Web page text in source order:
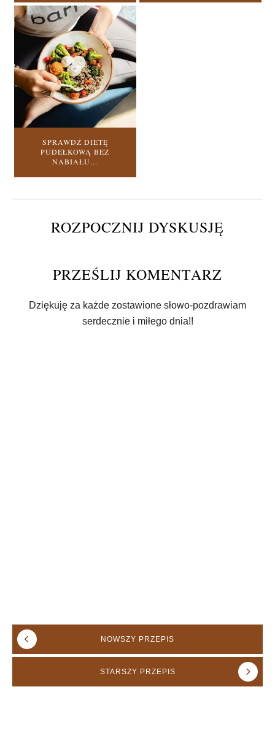
SPRAWDŹ DIETĘ
PUDEŁKOWĄ BEZ
NABIAŁU...
ROZPOCZNIJ DYSKUSJĘ
PRZEŚLIJ KOMENTARZ
Dziękuję za każde zostawione słowo-pozdrawiam
serdecznie i miłego dnia!!
NOWSZY PRZEPIS
STARSZY PRZEPIS